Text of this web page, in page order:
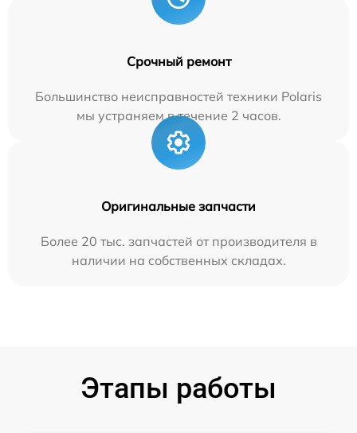
Срочный ремонт
Большинство неисправностей техники Polaris
мы устраняем в течение 2 часов.
Оригинальные запчасти
Более 20 тыс. запчастей от производителя в
наличии на собственных складах.
Этапы работы